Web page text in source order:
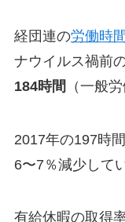
経団連の労働時
ナウイルス禍前
184時間 （一般
2017年の197時
6〜7％減少して
有給休暇の取得